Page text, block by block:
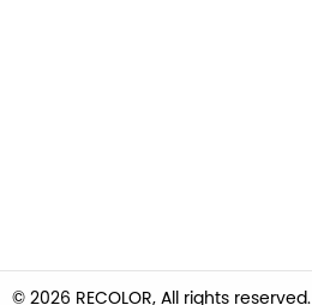
© 2026 RECOLOR, All rights reserved.